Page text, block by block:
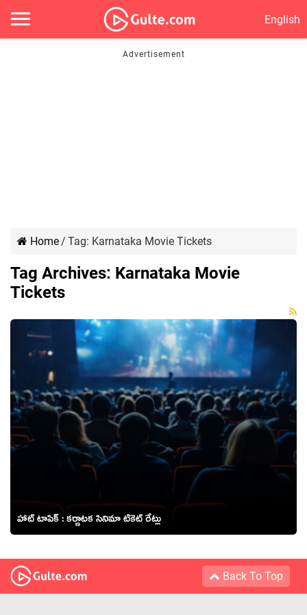
English
Home/ Tag: Karnataka Movie Tickets
Tag Archives: Karnataka Movie
Tickets
హాట్ టాపిక్ : కర్ణాటక సినిమా టికెట్ రేట్లు
Back To Top